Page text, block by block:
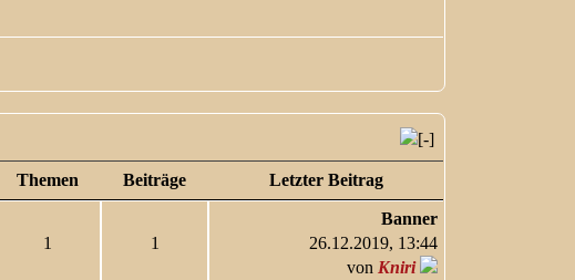
Themen Beiträge Letzter Beitrag
1 1
Banner
26.12.2019, 13:44
von Kniri